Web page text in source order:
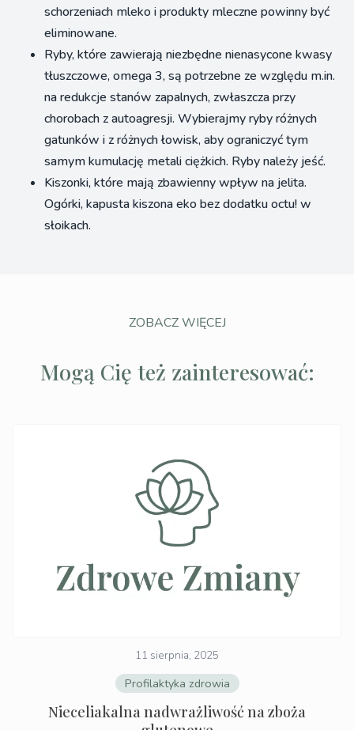
schorzeniach mleko i produkty mleczne powinny być
eliminowane.
Ryby, które zawierają niezbędne nienasycone kwasy
tłuszczowe, omega 3, są potrzebne ze względu m.in.
na redukcje stanów zapalnych, zwłaszcza przy
chorobach z autoagresji. Wybierajmy ryby różnych
gatunków i z różnych łowisk, aby ograniczyć tym
samym kumulację metali ciężkich. Ryby należy jeść.
Kiszonki, które mają zbawienny wpływ na jelita.
Ogórki, kapusta kiszona eko bez dodatku octu! w
słoikach.
ZOBACZ WIĘCEJ
Mogą Cię też zainteresować:
11 sierpnia, 2025
Profilaktyka zdrowia
Nieceliakalna nadwrażliwość na zboża